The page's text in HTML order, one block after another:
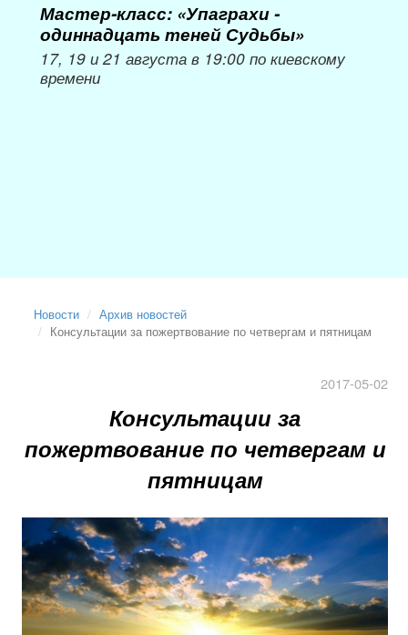
Мастер-класс: «Упаграхи -
одиннадцать теней Судьбы»
17, 19 и 21 августа в 19:00 по киевскому
времени
Новости
Архив новостей
Консультации за пожертвование по четвергам и пятницам
2017-05-02
Консультации за
пожертвование по четвергам и
пятницам